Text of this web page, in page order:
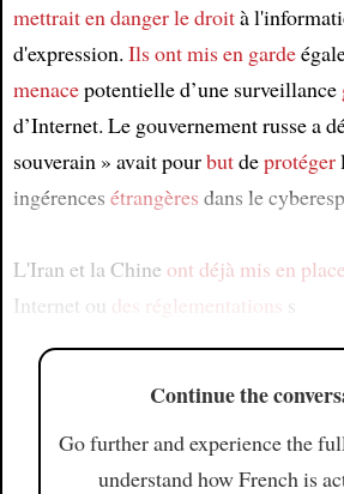
mettrait en dangerle droità
d'expression. Ils ont mis en garde
menacepotentielle d’une surveillance
d’Internet. Le gouvernement russe a
souverain » avait pourbutdeprotéger
ingérences étrangères dans le
L'Iran et la Chine ont déjà mis en place
Internet ou des réglementations s
Continue the
Go further and experience the
understand how French is